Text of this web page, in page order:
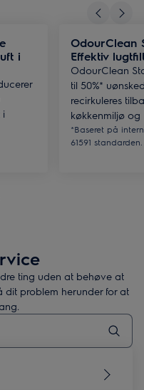
i
i
OdourClean
Effektiv
OdourClean
til 50%*
recirkuleres
køkkenmiljø
*Baseret på
61591 standarden.
ting uden at behøve at
dit problem herunder for at